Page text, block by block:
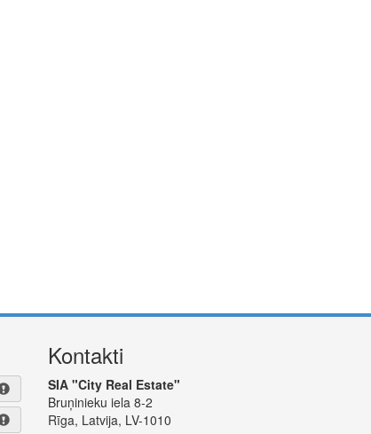
Kontakti
SIA "City Real Estate"
Bruņinieku iela 8-2
Rīga, Latvija, LV-1010